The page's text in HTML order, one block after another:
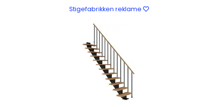
Stigefabrikken reklame